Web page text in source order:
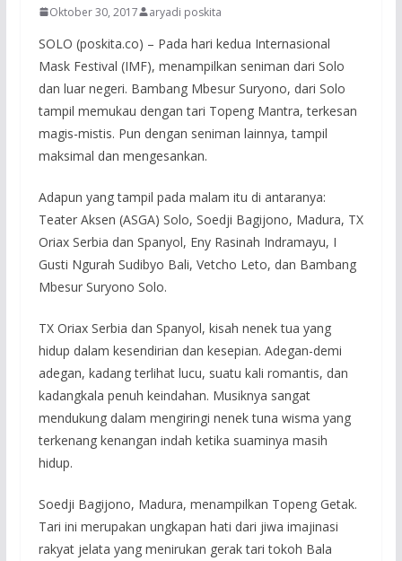
Oktober 30, 2017 aryadi poskita
SOLO (poskita.co) – Pada hari kedua Internasional
Mask Festival (IMF), menampilkan seniman dari Solo
dan luar negeri. Bambang Mbesur Suryono, dari Solo
tampil memukau dengan tari Topeng Mantra, terkesan
magis-mistis. Pun dengan seniman lainnya, tampil
maksimal dan mengesankan.
Adapun yang tampil pada malam itu di antaranya:
Teater Aksen (ASGA) Solo, Soedji Bagijono, Madura, TX
Oriax Serbia dan Spanyol, Eny Rasinah Indramayu, I
Gusti Ngurah Sudibyo Bali, Vetcho Leto, dan Bambang
Mbesur Suryono Solo.
TX Oriax Serbia dan Spanyol, kisah nenek tua yang
hidup dalam kesendirian dan kesepian. Adegan-demi
adegan, kadang terlihat lucu, suatu kali romantis, dan
kadangkala penuh keindahan. Musiknya sangat
mendukung dalam mengiringi nenek tuna wisma yang
terkenang kenangan indah ketika suaminya masih
hidup.
Soedji Bagijono, Madura, menampilkan Topeng Getak.
Tari ini merupakan ungkapan hati dari jiwa imajinasi
rakyat jelata yang menirukan gerak tari tokoh Bala